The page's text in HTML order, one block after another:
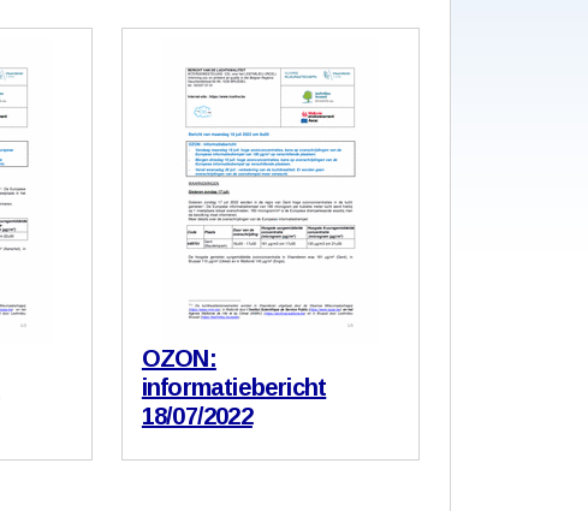
OZON:
informatiebericht
18/07/2022